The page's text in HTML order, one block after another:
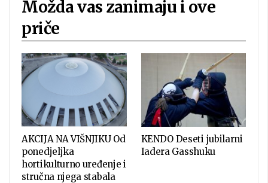
Možda vas zanimaju i ove
priče
AKCIJA NA VIŠNJIKU Od
ponedjeljka
hortikulturno uređenje i
stručna njega stabala
KENDO Deseti jubilarni
Iadera Gasshuku